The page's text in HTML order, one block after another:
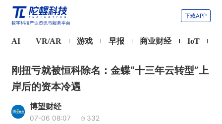
下载APP
AI VR/AR 游戏 早报 商业财经 IoT
刚扭亏就被恒科除名：金蝶“十三年云转型”上
岸后的资本冷遇
博望财经
07-06 08:07 332